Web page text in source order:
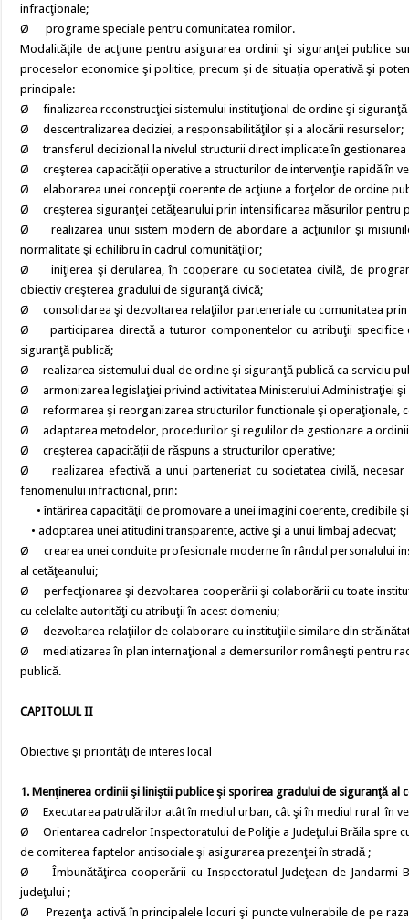
infracţionale;
Ø programe speciale pentru comunitatea romilor.
Modalităţile de acţiune pentru asigurarea ordinii şi siguranţei publice
proceselor economice şi politice, precum şi de situaţia operativă şi
principale:
Ø finalizarea reconstrucţiei sistemului instituţional de ordine şi siguranţă
Ø descentralizarea deciziei, a responsabilităţilor şi a alocării resurselor;
Ø transferul decizional la nivelul structurii direct implicate în gestionarea
Ø creşterea capacităţii operative a structurilor de intervenţie rapidă în
Ø elaborarea unei concepţii coerente de acţiune a forţelor de ordine
Ø creşterea siguranţei cetăţeanului prin intensificarea măsurilor pentru
Ø realizarea unui sistem modern de abordare a acţiunilor şi
normalitate şi echilibru în cadrul comunităţilor;
Ø iniţierea şi derularea, în cooperare cu societatea civilă, de
obiectiv creşterea gradului de siguranţă civică;
Ø consolidarea şi dezvoltarea relaţiilor parteneriale cu comunitatea
Ø participarea directă a tuturor componentelor cu atribuţii specifice
siguranţă publică;
Ø realizarea sistemului dual de ordine şi siguranţă publică ca serviciu
Ø armonizarea legislaţiei privind activitatea Ministerului Administraţiei
Ø reformarea şi reorganizarea structurilor functionale şi operaţionale,
Ø adaptarea metodelor, procedurilor şi regulilor de gestionare a ordinii
Ø creşterea capacităţii de răspuns a structurilor operative;
Ø realizarea efectivă a unui parteneriat cu societatea civilă,
fenomenului infractional, prin:
• întărirea capacităţii de promovare a unei imagini coerente, credibile
• adoptarea unei atitudini transparente, active şi a unui limbaj adecvat;
Ø crearea unei conduite profesionale moderne în rândul personalului
al cetăţeanului;
Ø perfecţionarea şi dezvoltarea cooperării şi colaborării cu toate
cu celelalte autorităţi cu atribuţii în acest domeniu;
Ø dezvoltarea relaţiilor de colaborare cu instituţiile similare din
Ø mediatizarea în plan internaţional a demersurilor româneşti pentru
publică.
CAPITOLUL II
Obiective şi priorităţi de interes local
1. Menţinerea ordinii şi liniştii publice şi sporirea gradului de siguranţă al
Ø Executarea patrulărilor atât în mediul urban, cât şi în mediul rural în
Ø Orientarea cadrelor Inspectoratului de Poliţie a Judeţului Brăila spre
de comiterea faptelor antisociale şi asigurarea prezenţei în stradă ;
Ø Îmbunătăţirea cooperării cu Inspectoratul Judeţean de Jandarmi
judeţului ;
Ø Prezenţa activă în principalele locuri şi puncte vulnerabile de pe